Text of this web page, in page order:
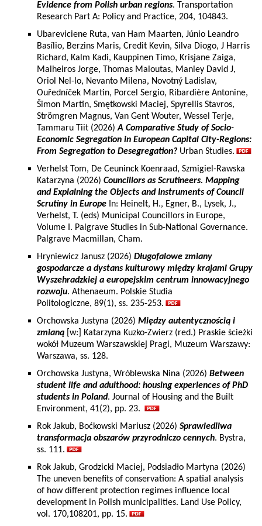
Evidence from Polish urban regions. Transportation
Research Part A: Policy and Practice, 204, 104843.
Ubareviciene Ruta, van Ham Maarten, Júnio Leandro
Basílio, Berzins Maris, Credit Kevin, Silva Diogo, J Harris
Richard, Kalm Kadi, Kauppinen Timo, Krisjane Zaiga,
Malheiros Jorge, Thomas Maloutas, Manley David J,
Oriol Nel-lo, Nevanto Milena, Novotný Ladislav,
Ouředníček Martin, Porcel Sergio, Ribardière Antonine,
Šimon Martin, Smętkowski Maciej, Spyrellis Stavros,
Strömgren Magnus, Van Gent Wouter, Wessel Terje,
Tammaru Tiit (2026)A Comparative Study of Socio-
Economic Segregation in European Capital City-Regions:
From Segregation to Desegregation? Urban Studies.
Verhelst Tom, De Ceuninck Koenraad, Szmigiel-Rawska
Katarzyna (2026) Councillors as Scrutineers. Mapping
and Explaining the Objects and Instruments of Council
Scrutiny in Europe In: Heinelt, H., Egner, B., Lysek, J.,
Verhelst, T. (eds) Municipal Councillors in Europe,
Volume I. Palgrave Studies in Sub-National Governance.
Palgrave Macmillan, Cham.
Hryniewicz Janusz (2026) Długofalowe zmiany
gospodarcze a dystans kulturowy między krajami Grupy
Wyszehradzkiej a europejskim centrum innowacyjnego
rozwoju. Athenaeum. Polskie Studia
Politologiczne, 89(1), ss. 235-253.
Orchowska Justyna (2026) Między autentycznością i
zmianą [w:] Katarzyna Kuzko-Zwierz (red.) Praskie ścieżki
wokół Muzeum Warszawskiej Pragi, Muzeum Warszawy:
Warszawa, ss. 128.
Orchowska Justyna, Wróblewska Nina (2026) Between
student life and adulthood: housing experiences of PhD
students in Poland. Journal of Housing and the Built
Environment, 41(2), pp. 23.
Rok Jakub, Boćkowski Mariusz (2026) Sprawiedliwa
transformacja obszarów przyrodniczo cennych. Bystra,
ss. 111.
Rok Jakub, Grodzicki Maciej, Podsiadło Martyna (2026)
The uneven benefits of conservation: A spatial analysis
of how different protection regimes influence local
development in Polish municipalities. Land Use Policy,
vol. 170,108201, pp. 15.